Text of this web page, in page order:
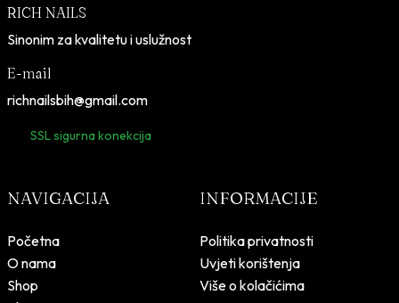
RICH NAILS
Sinonim za kvalitetu i uslužnost
E-mail
richnailsbih@gmail.com
SSL sigurna konekcija
NAVIGACIJA
Početna
O nama
Shop
INFORMACIJE
Politika privatnosti
Uvjeti korištenja
Više o kolačićima